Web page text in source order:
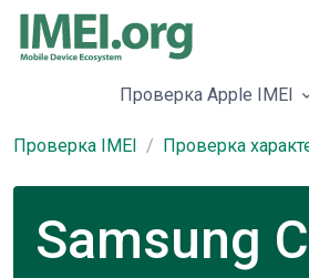
Проверка Apple IMEI
Проверка IMEI Проверка
Samsung